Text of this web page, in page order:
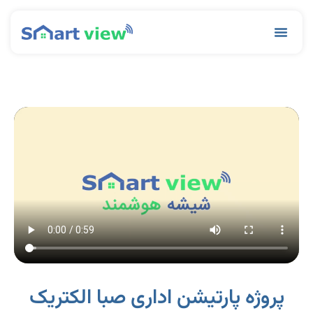
Menu
پروژه پارتیشن اداری صبا الکتریک